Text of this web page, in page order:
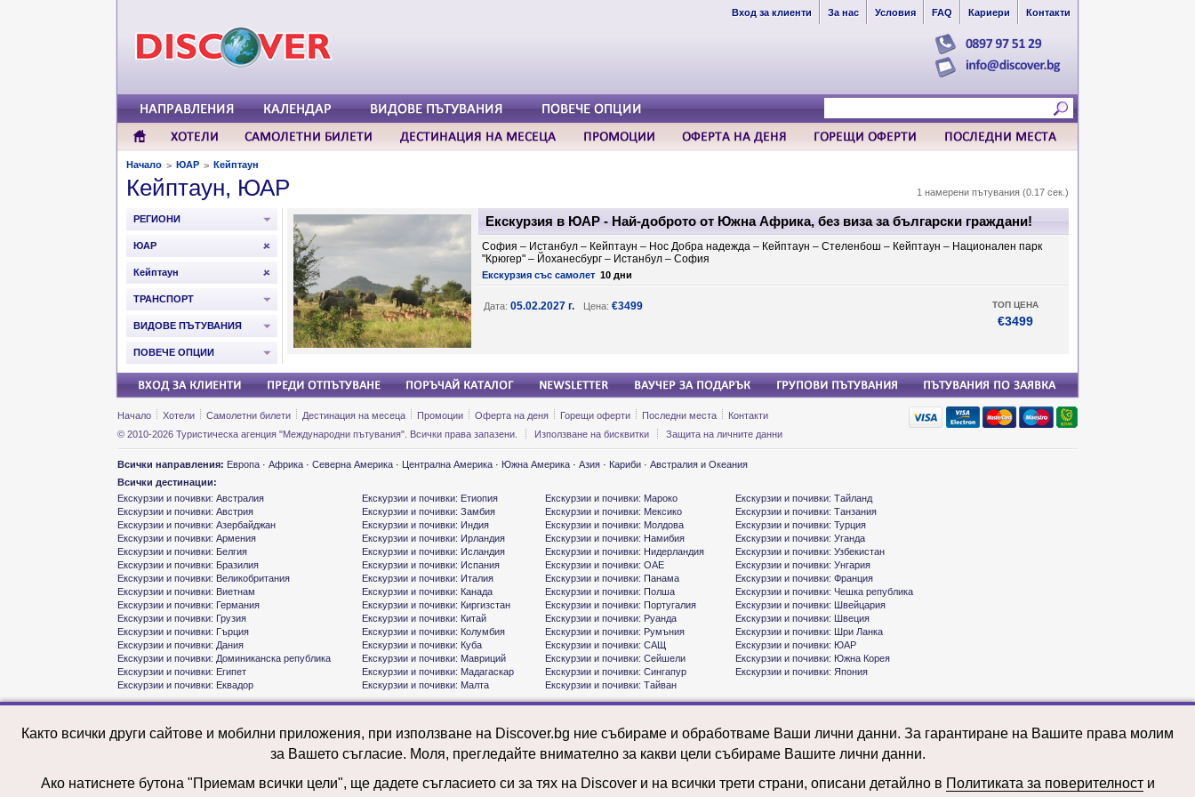
Вход за клиенти За нас Условия FAQ Кариери Контакти
Начало > ЮАР > Кейптаун
Кейптаун, ЮАР 1 намерени пътувания (0.17 сек.)
РЕГИОНИ
ЮАР
Кейптаун
ТРАНСПОРТ
ВИДОВЕ ПЪТУВАНИЯ
ПОВЕЧЕ ОПЦИИ
Екскурзия в ЮАР - Най-доброто от Южна Африка, без виза за български граждани!
София – Истанбул – Кейптаун – Нос Добра надежда – Кейптаун – Стеленбош – Кейптаун – Национален парк
"Крюгер" – Йоханесбург – Истанбул – София
Екскурзия със самолет 10 дни
Дата: 05.02.2027 г. Цена: €3499 ТОП ЦЕНА
€3499
Начало Хотели Самолетни билети Дестинация на месеца Промоции Оферта на деня Горещи оферти Последни места
Контакти
© 2010-2026 Туристическа агенция "Международни пътувания". Всички права запазени.
Използване на бисквитки Защита на личните данни
Всички направления: Европа · Африка · Северна Америка · Централна Америка · Южна Америка · Азия · Кариби · Австралия и Океания
Всички дестинации:
Екскурзии и почивки: Австралия
Екскурзии и почивки: Австрия
Екскурзии и почивки: Азербайджан
Екскурзии и почивки: Армения
Екскурзии и почивки: Белгия
Екскурзии и почивки: Бразилия
Екскурзии и почивки: Великобритания
Екскурзии и почивки: Виетнам
Екскурзии и почивки: Германия
Екскурзии и почивки: Грузия
Екскурзии и почивки: Гърция
Екскурзии и почивки: Дания
Екскурзии и почивки: Доминиканска република
Екскурзии и почивки: Египет
Екскурзии и почивки: Еквадор
Екскурзии и почивки: Етиопия
Екскурзии и почивки: Замбия
Екскурзии и почивки: Индия
Екскурзии и почивки: Ирландия
Екскурзии и почивки: Исландия
Екскурзии и почивки: Испания
Екскурзии и почивки: Италия
Екскурзии и почивки: Канада
Екскурзии и почивки: Киргизстан
Екскурзии и почивки: Китай
Екскурзии и почивки: Колумбия
Екскурзии и почивки: Куба
Екскурзии и почивки: Мавриций
Екскурзии и почивки: Мадагаскар
Екскурзии и почивки: Малта
Екскурзии и почивки: Мароко
Екскурзии и почивки: Мексико
Екскурзии и почивки: Молдова
Екскурзии и почивки: Намибия
Екскурзии и почивки: Нидерландия
Екскурзии и почивки: ОАЕ
Екскурзии и почивки: Панама
Екскурзии и почивки: Полша
Екскурзии и почивки: Португалия
Екскурзии и почивки: Руанда
Екскурзии и почивки: Румъния
Екскурзии и почивки: САЩ
Екскурзии и почивки: Сейшели
Екскурзии и почивки: Сингапур
Екскурзии и почивки: Тайван
Екскурзии и почивки: Тайланд
Екскурзии и почивки: Танзания
Екскурзии и почивки: Турция
Екскурзии и почивки: Уганда
Екскурзии и почивки: Узбекистан
Екскурзии и почивки: Унгария
Екскурзии и почивки: Франция
Екскурзии и почивки: Чешка република
Екскурзии и почивки: Швейцария
Екскурзии и почивки: Швеция
Екскурзии и почивки: Шри Ланка
Екскурзии и почивки: ЮАР
Екскурзии и почивки: Южна Корея
Екскурзии и почивки: Япония
Както всички други сайтове и мобилни приложения, при използване на Discover.bg ние събираме и обработваме Ваши лични данни. За гарантиране на Вашите права молим
за Вашето съгласие. Моля, прегледайте внимателно за какви цели събираме Вашите лични данни.
Ако натиснете бутона "Приемам всички цели", ще дадете съгласието си за тях на Discover и на всички трети страни, описани детайлно в Политиката за поверителности